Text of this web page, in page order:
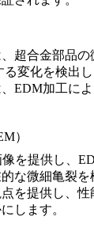
超合金部品の
変化を検出
EDM加工に
）
を提供し、
な微細亀裂を
を提供し、
します。